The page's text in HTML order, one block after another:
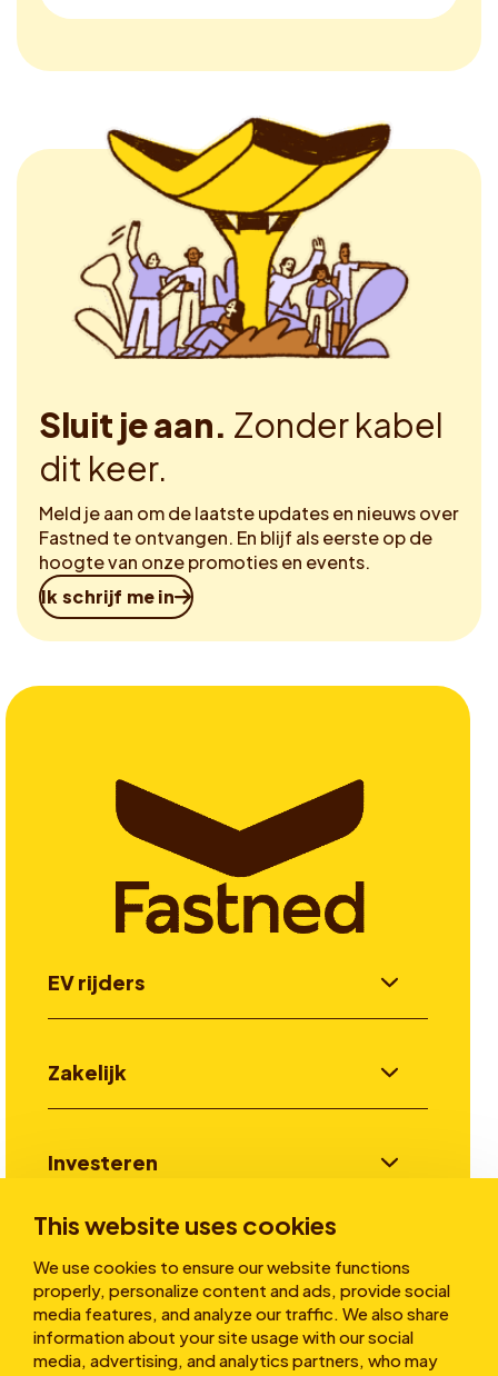
This website uses cookies
We use cookies to ensure our website functions
properly, personalize content and ads, provide social
media features, and analyze our traffic. We also share
information about your site usage with our social
media, advertising, and analytics partners, who may
Sluit je aan. Zonder kabel
dit keer.
Meld je aan om de laatste updates en nieuws over
Fastned te ontvangen. En blijf als eerste op de
hoogte van onze promoties en events.
Ik schrijf me in
EV rijders
Zakelijk
Investeren
Over ons